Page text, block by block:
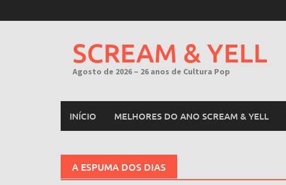
to
SCREAM & YELL
Agosto de 2026 – 26 anos de Cultura Pop
INÍCIO MELHORES DO ANO SCREAM & YELL
A ESPUMA DOS DIAS